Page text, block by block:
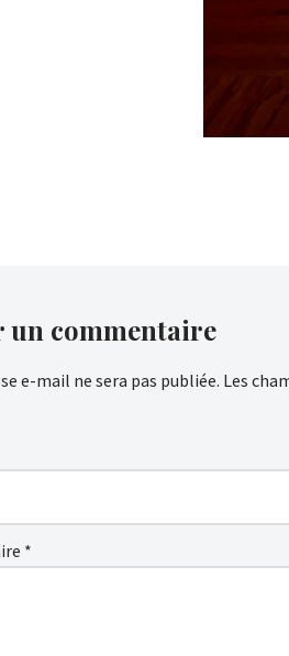
un commentaire
e-mail ne sera pas publiée. Les
*